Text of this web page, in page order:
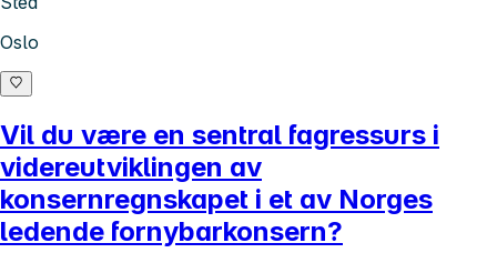
Oslo
Vil du være en sentral fagressurs i
videreutviklingen av
konsernregnskapet i et av Norges
ledende fornybarkonsern?